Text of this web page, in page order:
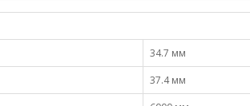
34.7 мм
37.4 мм